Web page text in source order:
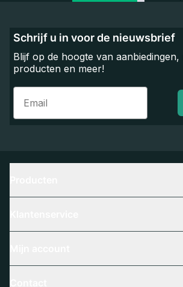
Schrijf u in voor de nieuwsbrief
Blijf op de hoogte van aanbiedingen,
producten en meer!
Email